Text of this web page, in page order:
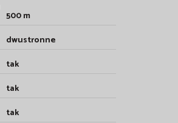
500 m
dwustronne
tak
tak
tak